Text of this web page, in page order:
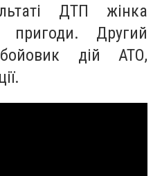
ДТП жінка
Другий
дій АТО,